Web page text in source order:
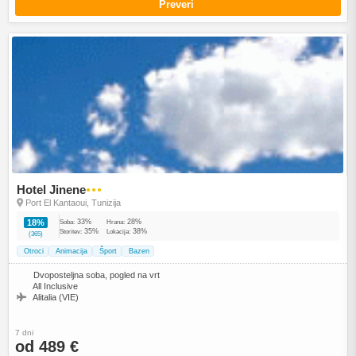
Preveri
Hotel Jinene●●●
Port El Kantaoui, Tunizija
18%
(365)
Soba: 33% Hrana: 28%
Storitev: 35% Lokacija: 38%
Otroci Animacija Šport Bazen
Dvoposteljna soba, pogled na vrt
All Inclusive
Alitalia (VIE)
7 dni
od 489 €